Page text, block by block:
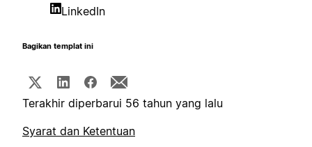
LinkedIn
Bagikan templat ini
Terakhir diperbarui 56 tahun yang lalu
Syarat dan Ketentuan